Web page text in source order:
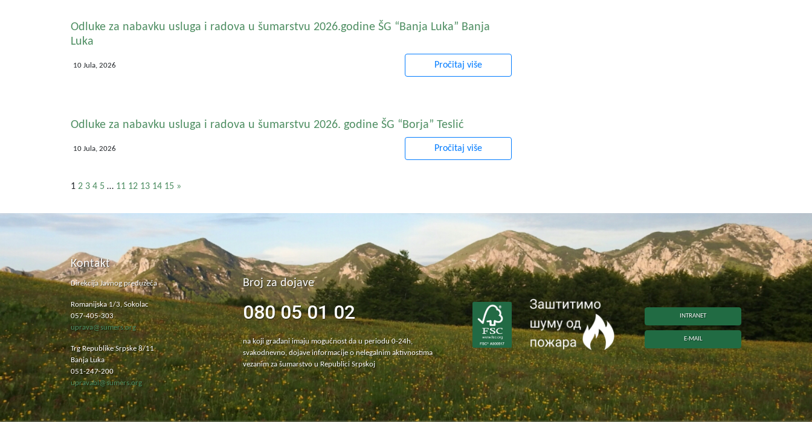
Odluke za nabavku usluga i radova u šumarstvu 2026.godine ŠG “Banja Luka” Banja
Luka
10 Jula, 2026 Pročitaj više
Odluke za nabavku usluga i radova u šumarstvu 2026. godine ŠG “Borja” Teslić
10 Jula, 2026 Pročitaj više
1 2 3 4 5 … 11 12 13 14 15 »
Kontakt
Direkcija Javnog preduzeća
Romanijska 1/3, Sokolac
057-405-303
uprava@sumers.org
Trg Republike Srpske 8/11
Banja Luka
051-247-200
upravabl@sumers.org
Broj za dojave
080 05 01 02
na koji građani imaju mogućnost da u periodu 0-24h,
svakodnevno, dojave informacije o nelegalnim aktivnostima
vezanim za šumarstvo u Republici Srpskoj
INTRANET
E-MAIL